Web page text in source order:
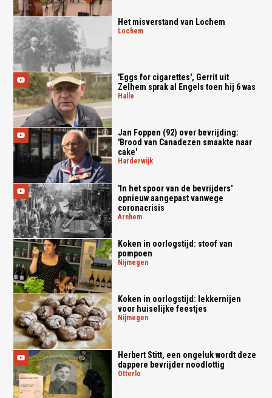
Het misverstand van Lochem
lochem
'Eggs for cigarettes', Gerrit uit
Zelhem sprak al Engels toen hij 6 was
halle
Jan Foppen (92) over bevrijding:
'Brood van Canadezen smaakte naar
cake'
harderwijk
'In het spoor van de bevrijders'
opnieuw aangepast vanwege
coronacrisis
arnhem
Koken in oorlogstijd: stoof van
pompoen
nijmegen
Koken in oorlogstijd: lekkernijen
voor huiselijke feestjes
nijmegen
Herbert Stitt, een ongeluk wordt deze
dappere bevrijder noodlottig
otterlo